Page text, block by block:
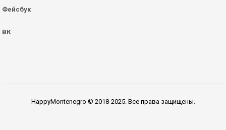
Фейсбук
ВК
HappyMontenegro © 2018-2025. Все права защищены.